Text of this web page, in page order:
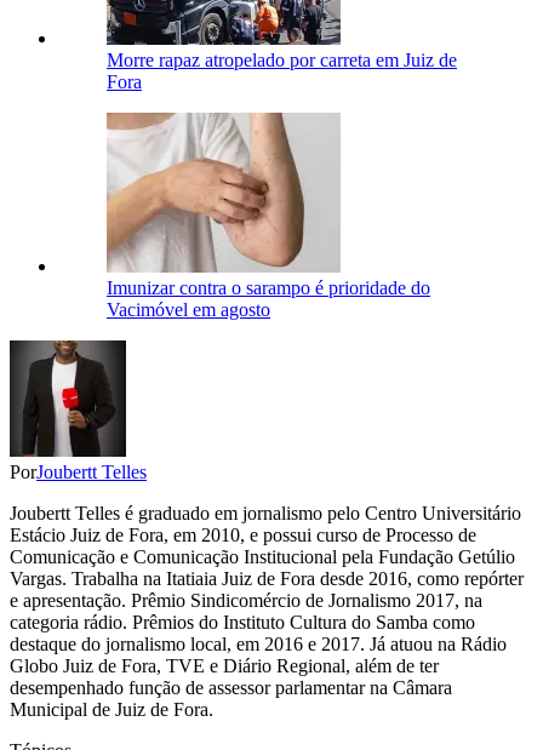
Morre rapaz atropelado por carreta em Juiz de
Fora
Imunizar contra o sarampo é prioridade do
Vacimóvel em agosto
PorJoubertt Telles
Joubertt Telles é graduado em jornalismo pelo Centro Universitário
Estácio Juiz de Fora, em 2010, e possui curso de Processo de
Comunicação e Comunicação Institucional pela Fundação Getúlio
Vargas. Trabalha na Itatiaia Juiz de Fora desde 2016, como repórter
e apresentação. Prêmio Sindicomércio de Jornalismo 2017, na
categoria rádio. Prêmios do Instituto Cultura do Samba como
destaque do jornalismo local, em 2016 e 2017. Já atuou na Rádio
Globo Juiz de Fora, TVE e Diário Regional, além de ter
desempenhado função de assessor parlamentar na Câmara
Municipal de Juiz de Fora.